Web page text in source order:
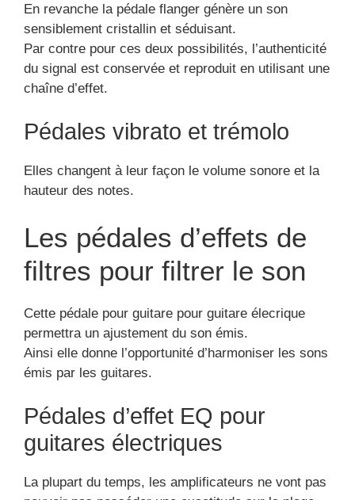
En revanche la pédale flanger génère un son
sensiblement cristallin et séduisant.
Par contre pour ces deux possibilités, l’authenticité
du signal est conservée et reproduit en utilisant une
chaîne d’effet.
Pédales vibrato et trémolo
Elles changent à leur façon le volume sonore et la
hauteur des notes.
Les pédales d’effets de
filtres pour filtrer le son
Cette pédale pour guitare pour guitare élecrique
permettra un ajustement du son émis.
Ainsi elle donne l’opportunité d’harmoniser les sons
émis par les guitares.
Pédales d’effet EQ pour
guitares électriques
La plupart du temps, les amplificateurs ne vont pas